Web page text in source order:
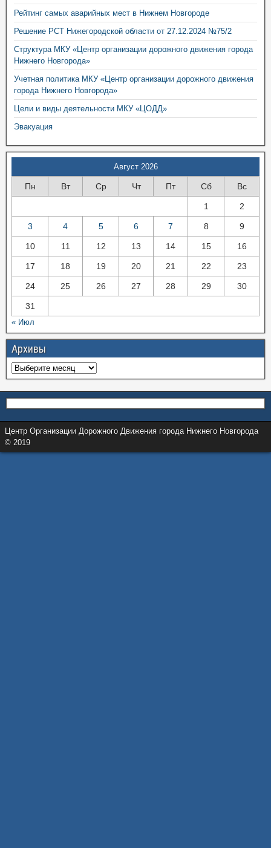
Рейтинг самых аварийных мест в Нижнем Новгороде
Решение РСТ Нижегородской области от 27.12.2024 №75/2
Структура МКУ «Центр организации дорожного движения города
Нижнего Новгорода»
Учетная политика МКУ «Центр организации дорожного движения
города Нижнего Новгорода»
Цели и виды деятельности МКУ «ЦОДД»
Эвакуация
Август 2026
Пн Вт Ср Чт Пт Сб Вс
1 2
3 4 5 6 7 8 9
10 11 12 13 14 15 16
17 18 19 20 21 22 23
24 25 26 27 28 29 30
31
« Июл
Архивы
Центр Организации Дорожного Движения города Нижнего Новгорода
© 2019